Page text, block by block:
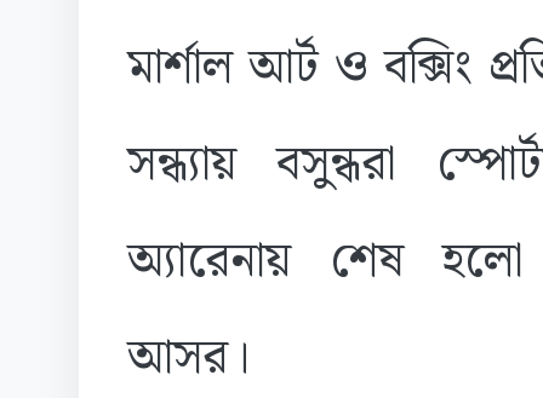
মার্শাল আর্ট ও বক্সিং
সন্ধ্যায় বসুন্ধরা
অ্যারেনায় শেষ
আসর।